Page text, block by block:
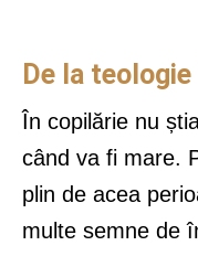
De la
În copilărie nu
când va fi mare.
plin de acea
multe semne de